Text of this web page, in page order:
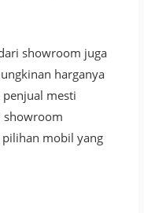
showroom juga
harganya
mesti
showroom
mobil yang